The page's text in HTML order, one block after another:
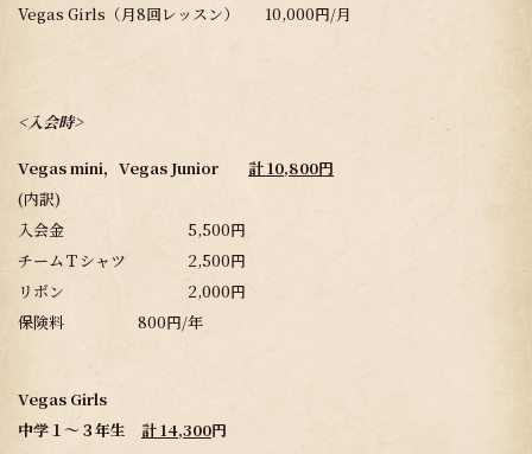
Vegas Girls（月8回レッスン） 10,000円/月
<入会時>
Vegas mini，Vegas Junior 計 10,800円
(内訳)
入会金 5,500円
チームＴシャツ 2,500円
リボン 2,000円
保険料 800円/年
Vegas Girls
中学１～３年生 計 14,300円